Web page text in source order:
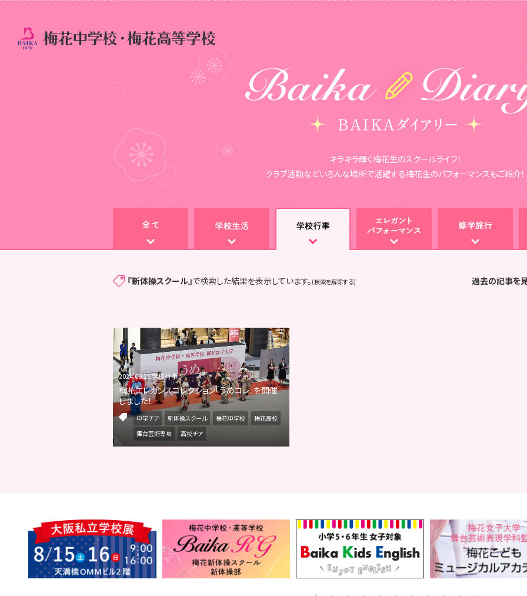
キラキラ輝く梅花生のスクールライフ！
クラブ活動などいろんな場所で活躍する梅花生のパフォーマンスもご紹介！
『新体操スクール』で検索した結果を表示しています。 (検索を解除する) 過去の記事を
2024.09.25 学校行事
梅花エレガンスコレクション「うめコレ」を開催
しました！
中学チア 新体操スクール 梅花中学校
梅花高校
舞台芸術専攻
高校チア